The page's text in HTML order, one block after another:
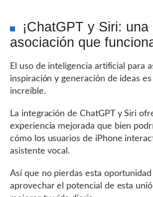
¡ChatGPT y Siri: una
asociación que
El uso de inteligencia artificial para
inspiración y generación de ideas
increíble.
La integración de ChatGPT y Siri
experiencia mejorada que bien
cómo los usuarios de iPhone
asistente vocal.
Así que no pierdas esta oportunidad
aprovechar el potencial de esta